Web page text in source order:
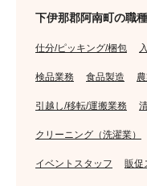
下伊那郡阿南町の職
仕分/ピッキング/梱包
検品業務 食品製造
引越し/移転/運搬業務
クリーニング（洗濯業）
イベントスタッフ 販促